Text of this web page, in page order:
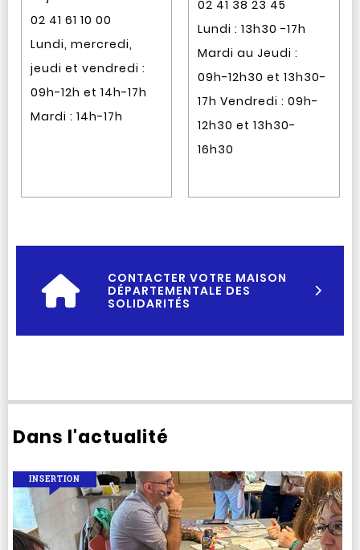
CONTACTER VOTRE MAISON
DÉPARTEMENTALE DES
SOLIDARITÉS
02 41 61 10 00
Lundi, mercredi,
jeudi et vendredi :
09h-12h et 14h-17h
Mardi : 14h-17h
02 41 38 23 45
Lundi : 13h30 -17h
Mardi au Jeudi :
09h-12h30 et 13h30-
17h Vendredi : 09h-
12h30 et 13h30-
16h30
Dans l'actualité
INSERTION